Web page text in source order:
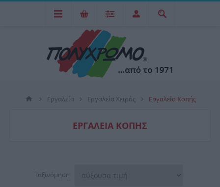
Εργαλεία Εργαλεία Χειρός Εργαλεία Κοπής
ΕΡΓΑΛΕΊΑ ΚΟΠΉΣ
Ταξινόμηση